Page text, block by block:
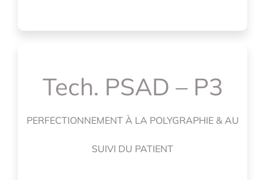
Tech. PSAD – P3
PERFECTIONNEMENT À LA POLYGRAPHIE & AU
SUIVI DU PATIENT